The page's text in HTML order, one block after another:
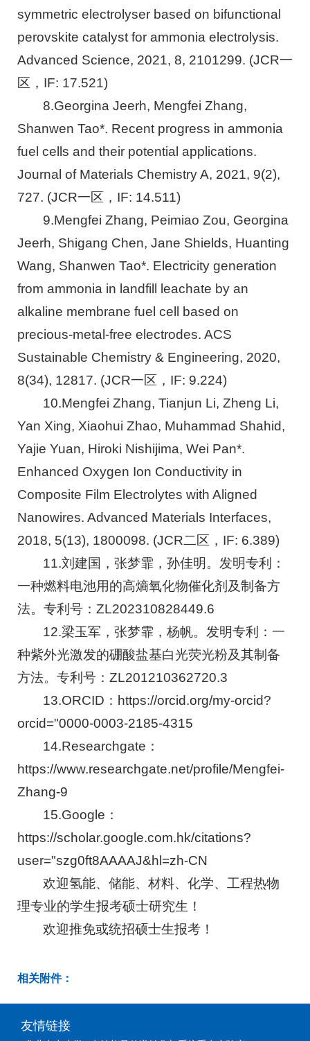
symmetric electrolyser based on bifunctional
perovskite catalyst for ammonia electrolysis.
Advanced Science, 2021, 8, 2101299. (JCR一
区，IF: 17.521)
8.Georgina Jeerh, Mengfei Zhang,
Shanwen Tao*. Recent progress in ammonia
fuel cells and their potential applications.
Journal of Materials Chemistry A, 2021, 9(2),
727. (JCR一区，IF: 14.511)
9.Mengfei Zhang, Peimiao Zou, Georgina
Jeerh, Shigang Chen, Jane Shields, Huanting
Wang, Shanwen Tao*. Electricity generation
from ammonia in landfill leachate by an
alkaline membrane fuel cell based on
precious-metal-free electrodes. ACS
Sustainable Chemistry & Engineering, 2020,
8(34), 12817. (JCR一区，IF: 9.224)
10.Mengfei Zhang, Tianjun Li, Zheng Li,
Yan Xing, Xiaohui Zhao, Muhammad Shahid,
Yajie Yuan, Hiroki Nishijima, Wei Pan*.
Enhanced Oxygen Ion Conductivity in
Composite Film Electrolytes with Aligned
Nanowires. Advanced Materials Interfaces,
2018, 5(13), 1800098. (JCR二区，IF: 6.389)
11.刘建国，张梦霏，孙佳明。发明专利：
一种燃料电池用的高熵氧化物催化剂及制备方
法。专利号：ZL202310828449.6
12.梁玉军，张梦霏，杨帆。发明专利：一
种紫外光激发的硼酸盐基白光荧光粉及其制备
方法。专利号：ZL201210362720.3
13.ORCID： https://orcid.org/my-orcid?
orcid="0000-0003-2185-4315
14.Researchgate：
https://www.researchgate.net/profile/Mengfei-
Zhang-9
15.Google：
https://scholar.google.com.hk/citations?
user="szg0ft8AAAAJ&hl=zh-CN
欢迎氢能、储能、材料、化学、工程热物
理专业的学生报考硕士研究生！
欢迎推免或统招硕士生报考！
相关附件：
友情链接